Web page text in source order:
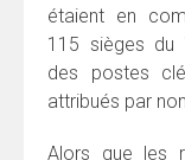
étaient en
115 sièges du
des postes
attribués par
Alors que les